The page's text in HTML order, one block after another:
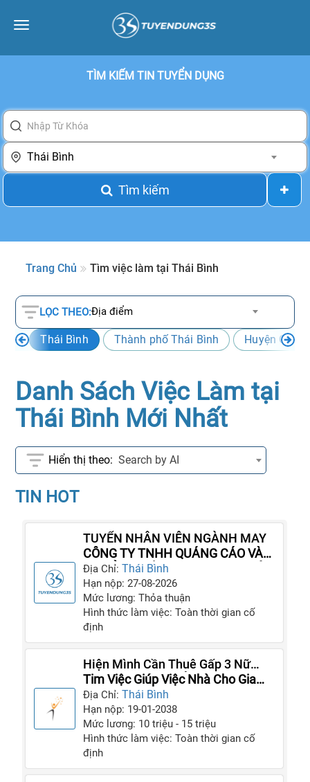
Toggle
TÌM KIẾM TIN TUYỂN DỤNG
Thái Bình
Tìm kiếm
Trang Chủ Tìm việc làm tại Thái Bình
LỌC THEO:Địa điểm
Thái Bình Thành phố Thái Bình Huyện
Danh Sách Việc Làm tại
Thái Bình Mới Nhất
Search by AI
TIN HOT
TUYỂN NHÂN VIÊN NGÀNH MAY
CÔNG TY TNHH QUẢNG CÁO VÀ
TRUYỀN THÔNG THỊNH AN PHÁT
Địa Chỉ:Thái Bình
Hạn nộp: 27-08-2026
Mức lương: Thỏa thuận
Hình thức làm việc: Toàn thời gian cố
định
Hiện Mình Cần Thuê Gấp 3 Nữ
Giúp Việc Bao Ăn Ở Lại, Làm Lâu
Dài
Tim Việc Giúp Việc Nhà Cho Gia
Đình
Địa Chỉ:Thái Bình
Hạn nộp: 19-01-2038
Mức lương: 10 triệu - 15 triệu
Hình thức làm việc: Toàn thời gian cố
định